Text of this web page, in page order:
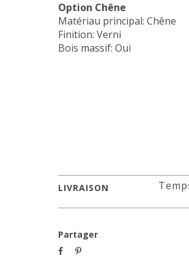
Option Chêne
Matériau principal: Chêne
Finition: Verni
Bois massif: Oui
LIVRAISON
Partager